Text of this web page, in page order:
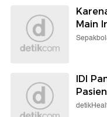
Main
IDI